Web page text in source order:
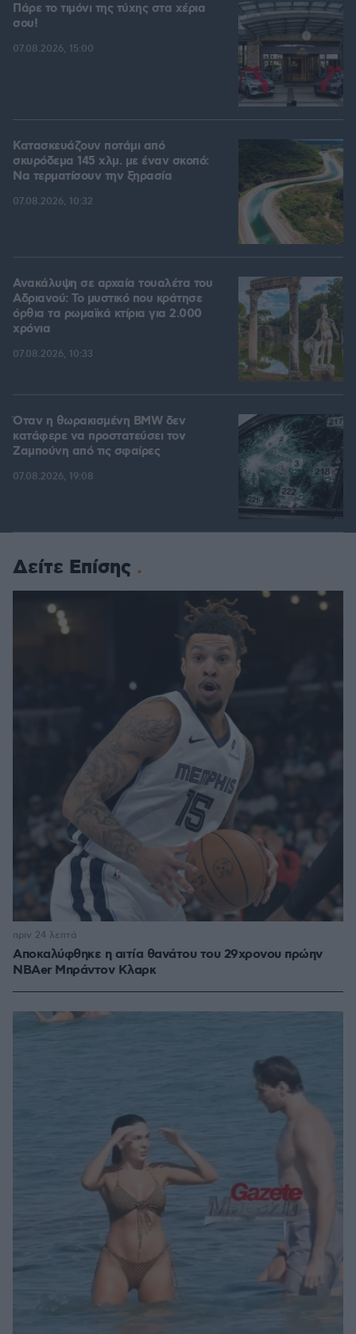
Πάρε το τιμόνι της τύχης στα χέρια
σου!
07.08.2026, 15:00
Κατασκευάζουν ποτάμι από
σκυρόδεμα 145 χλμ. με έναν σκοπό:
Να τερματίσουν την ξηρασία
07.08.2026, 10:32
Ανακάλυψη σε αρχαία τουαλέτα του
Αδριανού: Το μυστικό που κράτησε
όρθια τα ρωμαϊκά κτίρια για 2.000
χρόνια
07.08.2026, 10:33
Όταν η θωρακισμένη BMW δεν
κατάφερε να προστατεύσει τον
Ζαμπούνη από τις σφαίρες
07.08.2026, 19:08
Δείτε Επίσης
Αποκαλύφθηκε η αιτία θανάτου του 29χρονου πρώην
NBAer Μπράντον Κλαρκ
πριν 24 λεπτά